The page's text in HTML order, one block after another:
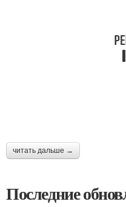
читать дальше →
Последние